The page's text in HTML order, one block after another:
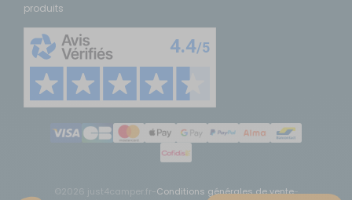
produits
©2026 just4camper.fr Conditions générales de vente-